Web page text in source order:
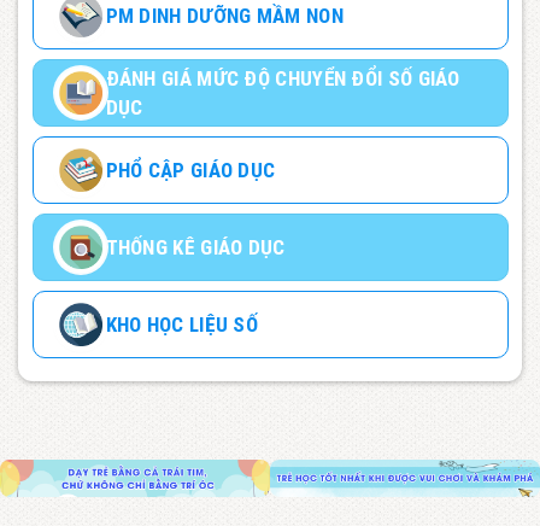
PM DINH DƯỠNG MẦM NON
ĐÁNH GIÁ MỨC ĐỘ CHUYỂN ĐỔI SỐ GIÁO
DỤC
PHỔ CẬP GIÁO DỤC
THỐNG KÊ GIÁO DỤC
KHO HỌC LIỆU SỐ